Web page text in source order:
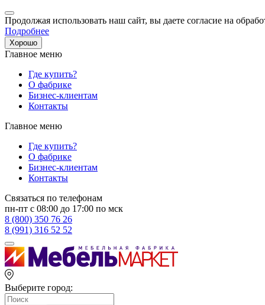
Продолжая использовать наш сайт, вы даете согласие на
Подробнее
Хорошо
Главное меню
Где купить?
О фабрике
Бизнес-клиентам
Контакты
Главное меню
Где купить?
О фабрике
Бизнес-клиентам
Контакты
Связаться по телефонам
пн-пт с 08:00 до 17:00 по мск
8 (800) 350 76 26
8 (991) 316 52 52
Выберите город: